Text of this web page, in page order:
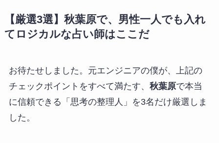
【厳選3選】秋葉原で、男性一人でも入れ
てロジカルな占い師はここだ
お待たせしました。元エンジニアの僕が、上記の
チェックポイントをすべて満たす、 秋葉原で本当
に信頼できる「思考の整理人」を3名だけ厳選しま
した。